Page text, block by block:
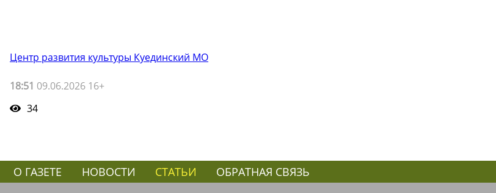
Центр развития культуры Куединский МО
18:51 09.06.2026 16+
34
О ГАЗЕТЕ НОВОСТИ СТАТЬИ ОБРАТНАЯ СВЯЗЬ